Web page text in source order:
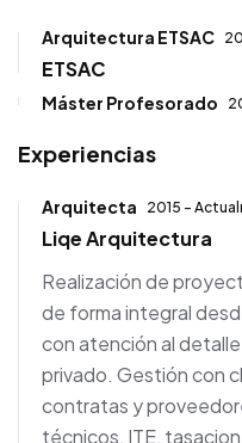
Arquitectura ETSAC
ETSAC
Máster Profesorado
Experiencias
Arquitecta 2015 -
Liqe Arquitectura
Realización de
de forma integral
con atención al
privado. Gestión con
contratas y
técnicos, ITE,